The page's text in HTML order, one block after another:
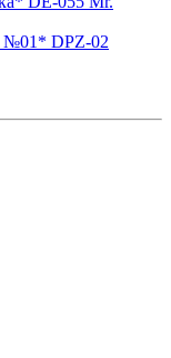
№01* DPZ-02